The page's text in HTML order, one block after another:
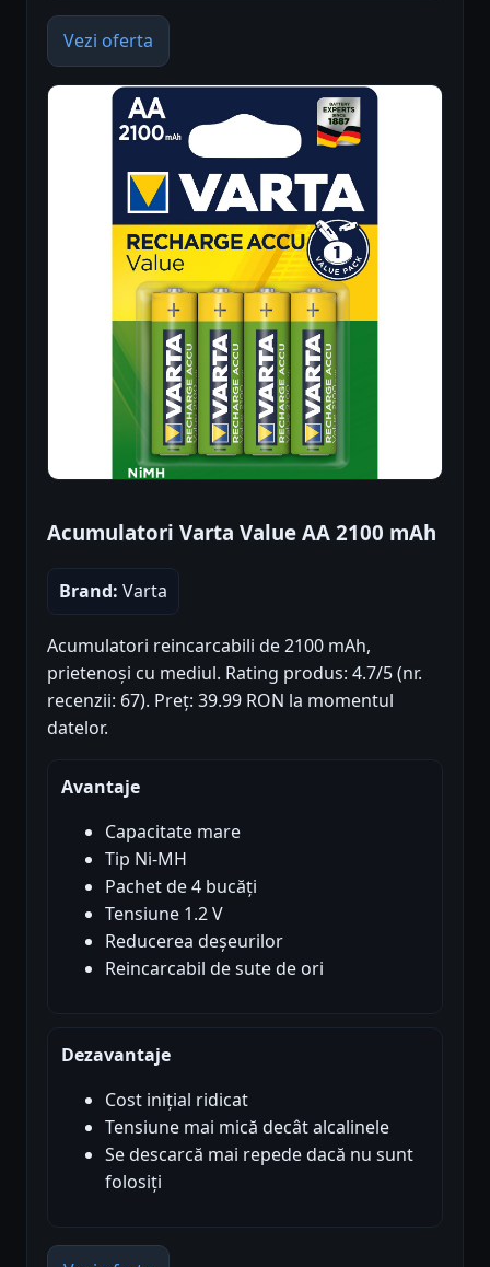
Vezi oferta
Acumulatori Varta Value AA 2100 mAh
Brand: Varta
Acumulatori reincarcabili de 2100 mAh,
prietenoși cu mediul. Rating produs: 4.7/5 (nr.
recenzii: 67). Preț: 39.99 RON la momentul
datelor.
Avantaje
Capacitate mare
Tip Ni-MH
Pachet de 4 bucăți
Tensiune 1.2 V
Reducerea deșeurilor
Reincarcabil de sute de ori
Dezavantaje
Cost inițial ridicat
Tensiune mai mică decât alcalinele
Se descarcă mai repede dacă nu sunt
folosiți